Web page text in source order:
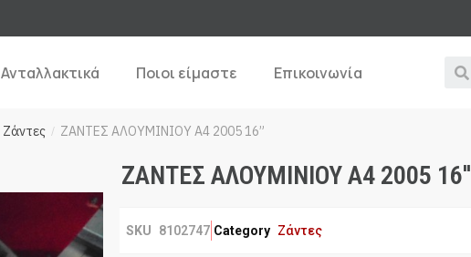
Ανταλλακτικά Ποιοι είμαστε Επικοινωνία
Ζάντες / ΖΑΝΤΕΣ ΑΛΟΥΜΙΝΙΟΥ A4 2005 16”
ΖΑΝΤΕΣ ΑΛΟΥΜΙΝΙΟΥ A4 2005 16''
SKU 8102747 Category Ζάντες